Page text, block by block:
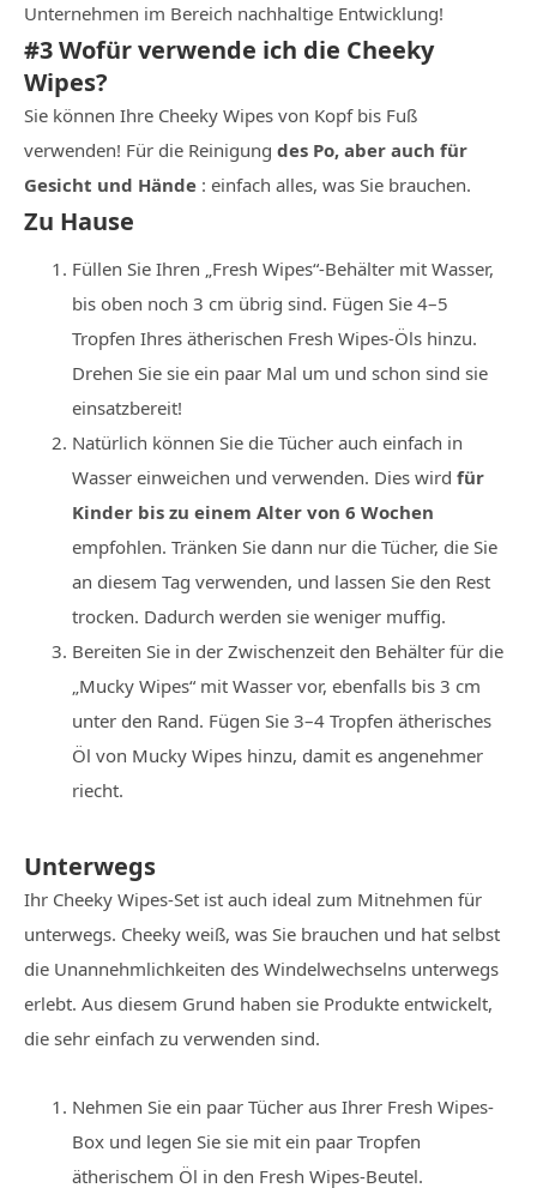
Unternehmen im Bereich nachhaltige Entwicklung!
#3 Wofür verwende ich die Cheeky
Wipes?
Sie können Ihre Cheeky Wipes von Kopf bis Fuß
verwenden! Für die Reinigung des Po, aber auch für
Gesicht und Hände : einfach alles, was Sie brauchen.
Zu Hause
Füllen Sie Ihren „Fresh Wipes“-Behälter mit Wasser,
bis oben noch 3 cm übrig sind. Fügen Sie 4–5
Tropfen Ihres ätherischen Fresh Wipes-Öls hinzu.
Drehen Sie sie ein paar Mal um und schon sind sie
einsatzbereit!
Natürlich können Sie die Tücher auch einfach in
Wasser einweichen und verwenden. Dies wird für
Kinder bis zu einem Alter von 6 Wochen
empfohlen. Tränken Sie dann nur die Tücher, die Sie
an diesem Tag verwenden, und lassen Sie den Rest
trocken. Dadurch werden sie weniger muffig.
Bereiten Sie in der Zwischenzeit den Behälter für die
„Mucky Wipes“ mit Wasser vor, ebenfalls bis 3 cm
unter den Rand. Fügen Sie 3–4 Tropfen ätherisches
Öl von Mucky Wipes hinzu, damit es angenehmer
riecht.
Unterwegs
Ihr Cheeky Wipes-Set ist auch ideal zum Mitnehmen für
unterwegs. Cheeky weiß, was Sie brauchen und hat selbst
die Unannehmlichkeiten des Windelwechselns unterwegs
erlebt. Aus diesem Grund haben sie Produkte entwickelt,
die sehr einfach zu verwenden sind.
Nehmen Sie ein paar Tücher aus Ihrer Fresh Wipes-
Box und legen Sie sie mit ein paar Tropfen
ätherischem Öl in den Fresh Wipes-Beutel.